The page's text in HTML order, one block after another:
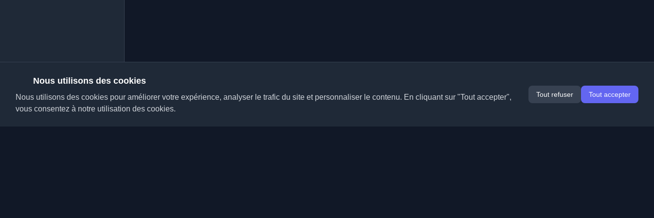
Nous utilisons des cookies
Nous utilisons des cookies pour améliorer votre expérience, analyser le trafic du site et personnaliser le contenu. En cliquant sur "Tout accepter",
vous consentez à notre utilisation des cookies.
Tout refuser Tout accepter